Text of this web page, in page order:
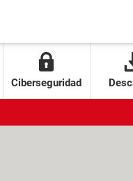
Ciberseguridad